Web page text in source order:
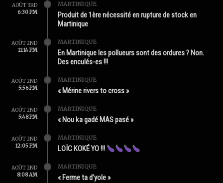
AOÛT 3RD
6:30 PM
MARTINIQUE
Produit de 1ère nécessité en rupture de stock en
Martinique
AOÛT 2ND
11:14 PM
MARTINIQUE
En Martinique les pollueurs sont des ordures ? Non.
Des enculés-es !!!
AOÛT 2ND
5:56 PM
MARTINIQUE
« Mérine rivers to cross »
AOÛT 2ND
5:48 PM
MARTINIQUE
« Nou ka gadé MAS pasé »
AOÛT 2ND
12:05 PM
MARTINIQUE
LOÏC KOKÉ YO !!!
AOÛT 2ND
8:08 AM
MARTINIQUE
« Ferme ta d’yole »